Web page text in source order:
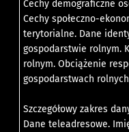
Cechy demograficzne
Cechy społeczno-
terytorialne. Dane
gospodarstwie rolnym.
rolnym. Obciążenie
gospodarstwach
Szczegółowy zakres
Dane teleadresowe.